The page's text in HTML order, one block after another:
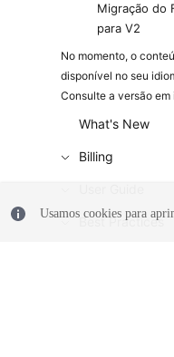
Migração do
para V2
No momento, o
disponível no seu
Consulte a versão em
What's New
Billing
Best Practices
Usamos cookies para